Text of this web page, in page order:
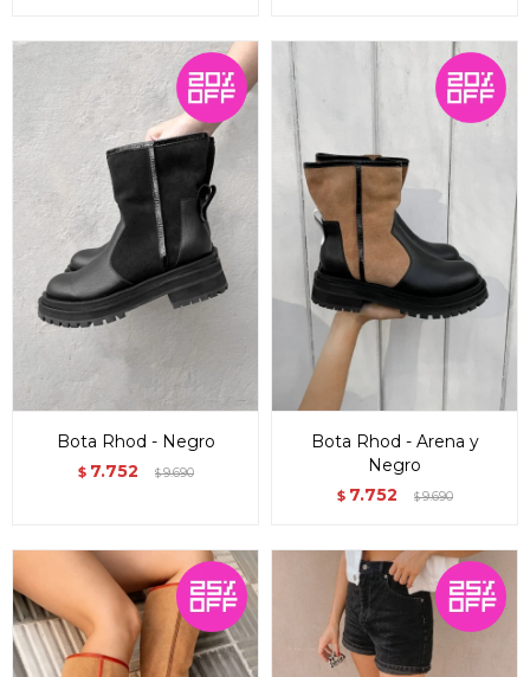
Bota Rhod - Negro
$ 7.752 $9.690
Bota Rhod - Arena y
Negro
$ 7.752 $9.690